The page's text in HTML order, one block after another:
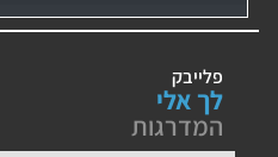
פלייבק
לך אלי
המדרגות